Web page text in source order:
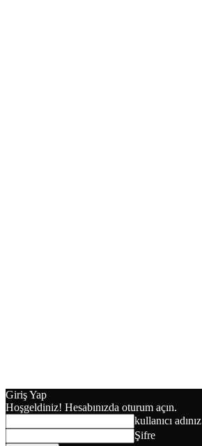
Giriş Yap
Hoşgeldiniz! Hesabınızda oturum açın.
kullanıcı adınız
Şifre